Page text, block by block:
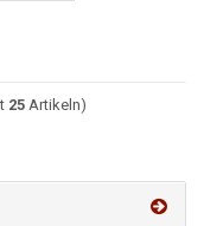
25Artikeln)